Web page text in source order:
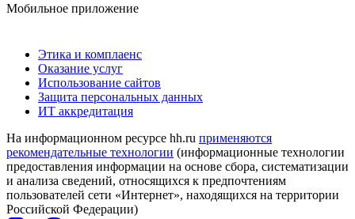
Мобильное приложение
Этика и комплаенс
Оказание услуг
Использование сайтов
Защита персональных данных
ИТ аккредитация
На информационном ресурсе hh.ru применяются
рекомендательные технологии (информационные технологии
предоставления информации на основе сбора, систематизации
и анализа сведений, относящихся к предпочтениям
пользователей сети «Интернет», находящихся на территории
Российской Федерации)